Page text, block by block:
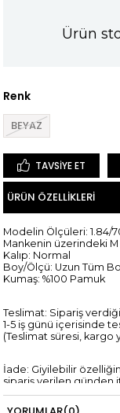
Ürün
Renk
BEYAZ
TAVSIYE ET
ÜRÜN ÖZELLIKLERI
Modelin Ölçüleri: 1.84/
Mankenin üzerindeki
Kalıp: Normal
Boy/Ölçü: Uzun Tüm
Kumaş: %100 Pamuk
Teslimat: Sipariş
1-5 iş günü içerisinde
(Teslimat süresi, kargo
İade: Giyilebilir
sipariş verilen günden
*Kredi kartına yapılan
süresi,